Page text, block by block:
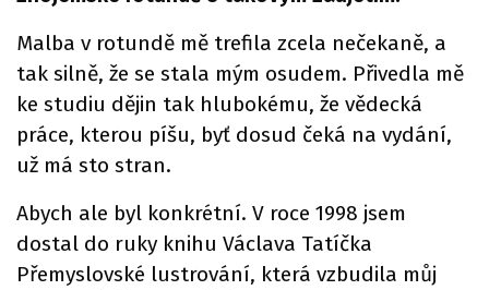
Malba v rotundě mě trefila zcela nečekaně, a
tak silně, že se stala mým osudem. Přivedla mě
ke studiu dějin tak hlubokému, že vědecká
práce, kterou píšu, byť dosud čeká na vydání,
už má sto stran.
Abych ale byl konkrétní. V roce 1998 jsem
dostal do ruky knihu Václava Tatíčka
Přemyslovské lustrování, která vzbudila můj